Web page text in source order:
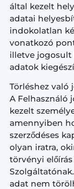
által kezelt
adatai
indokolatlan
vonatkozó
illetve jogosult
adatok
Törléshez való
A Felhasználó
kezelt
amennyiben
szerződéses
olyan iratra,
törvényi
adat nem